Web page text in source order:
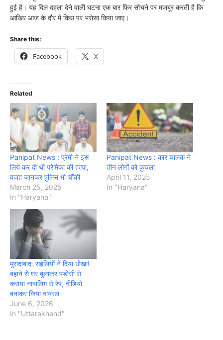
हुई है। यह दिल दहला देने वाली घटना एक बार फिर सोचने पर मजबूर करती है कि
आखिर आज के दौर में किस पर भरोसा किया जाए।
Share this:
Facebook X
Related
Panipat News : प्रेमी ने इस
लिये कर दी थी प्रेमिका की हत्या,
वजह जानकर पुलिस भी चौंकी
March 25, 2025
In "Haryana"
Panipat News : कार चालक ने
तीन लोगों को कुचला
April 11, 2025
In "Haryana"
मुरादाबाद: सहेलियों ने दिया धोखा!
बहाने से घर बुलाकर पड़ोसी से
कराया नाबालिग से रेप, वीडियो
बनाकर किया वायरल
June 6, 2026
In "Uttarakhand"